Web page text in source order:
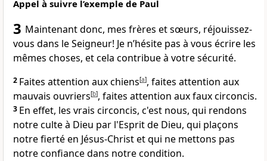
Appel à suivre l’exemple de Paul
3 Maintenant donc, mes frères et sœurs, réjouissez-
vous dans le Seigneur! Je n’hésite pas à vous écrire les
mêmes choses, et cela contribue à votre sécurité.
2 Faites attention aux chiens[a], faites attention aux
mauvais ouvriers[b], faites attention aux faux circoncis.
3 En effet, les vrais circoncis, c'est nous, qui rendons
notre culte à Dieu par l'Esprit de Dieu, qui plaçons
notre fierté en Jésus-Christ et qui ne mettons pas
notre confiance dans notre condition.